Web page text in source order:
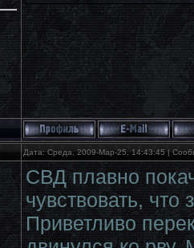
Дата: Среда, 2009-Мар-25, 14:43:45 |
СВД плавно
чувствовать,
Приветливо